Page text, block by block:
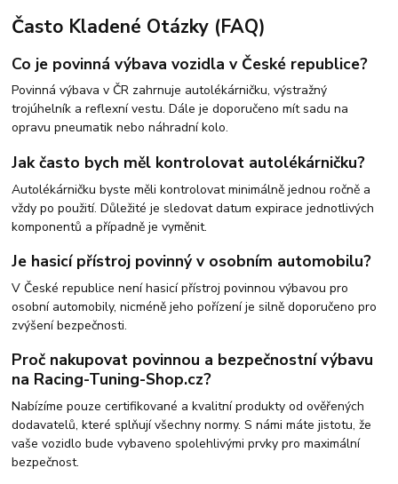
Často Kladené Otázky (FAQ)
Co je povinná výbava vozidla v České republice?
Povinná výbava v ČR zahrnuje autolékárničku, výstražný
trojúhelník a reflexní vestu. Dále je doporučeno mít sadu na
opravu pneumatik nebo náhradní kolo.
Jak často bych měl kontrolovat autolékárničku?
Autolékárničku byste měli kontrolovat minimálně jednou ročně a
vždy po použití. Důležité je sledovat datum expirace jednotlivých
komponentů a případně je vyměnit.
Je hasicí přístroj povinný v osobním automobilu?
V České republice není hasicí přístroj povinnou výbavou pro
osobní automobily, nicméně jeho pořízení je silně doporučeno pro
zvýšení bezpečnosti.
Proč nakupovat povinnou a bezpečnostní výbavu
na Racing-Tuning-Shop.cz?
Nabízíme pouze certifikované a kvalitní produkty od ověřených
dodavatelů, které splňují všechny normy. S námi máte jistotu, že
vaše vozidlo bude vybaveno spolehlivými prvky pro maximální
bezpečnost.